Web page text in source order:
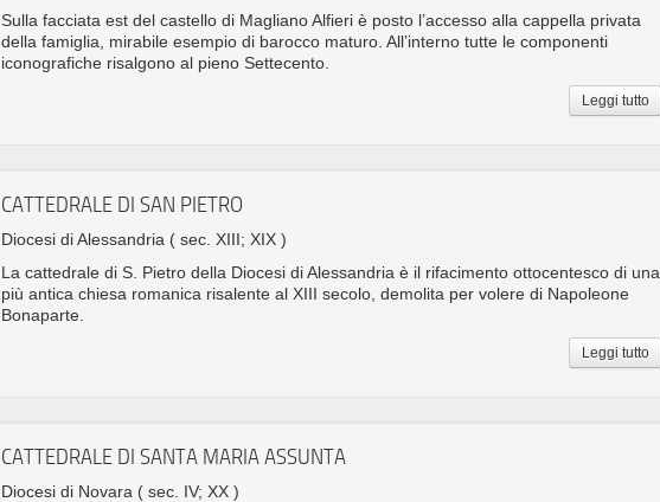
Sulla facciata est del castello di Magliano Alfieri è posto l’accesso alla cappella privata
della famiglia, mirabile esempio di barocco maturo. All’interno tutte le componenti
iconografiche risalgono al pieno Settecento.
Leggi tutto
CATTEDRALE DI SAN PIETRO
Diocesi di Alessandria ( sec. XIII; XIX )
La cattedrale di S. Pietro della Diocesi di Alessandria è il rifacimento ottocentesco di una
più antica chiesa romanica risalente al XIII secolo, demolita per volere di Napoleone
Bonaparte.
Leggi tutto
CATTEDRALE DI SANTA MARIA ASSUNTA
Diocesi di Novara ( sec. IV; XX )